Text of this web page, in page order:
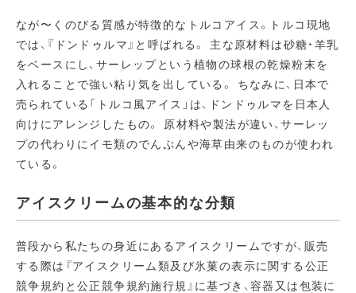
なが〜くのびる質感が特徴的なトルコアイス。トルコ現地
では、『ドンドゥルマ』と呼ばれる。 主な原材料は砂糖・羊乳
をベースにし、サーレップという植物の球根の乾燥粉末を
入れることで強い粘り気を出している。 ちなみに、日本で
売られている「トルコ風アイス」は、ドンドゥルマを日本人
向けにアレンジしたもの。 原材料や製法が違い、サーレッ
プの代わりにイモ類のでんぷんや海草由来のものが使われ
ている。
アイスクリームの基本的な分類
普段から私たちの身近にあるアイスクリームですが、販売
する際は『アイスクリーム類及び氷菓の表示に関する公正
競争規約と公正競争規約施行規』に基づき、容器又は包装に